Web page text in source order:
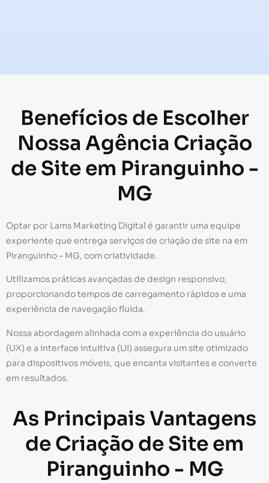
Benefícios de Escolher
Nossa Agência Criação
de Site em Piranguinho -
MG
Optar por Lams Marketing Digital é garantir uma equipe
experiente que entrega serviços de criação de site na em
Piranguinho – MG, com criatividade.
Utilizamos práticas avançadas de design responsivo,
proporcionando tempos de carregamento rápidos e uma
experiência de navegação fluida.
Nossa abordagem alinhada com a experiência do usuário
(UX) e a interface intuitiva (UI) assegura um site otimizado
para dispositivos móveis, que encanta visitantes e converte
em resultados.
As Principais Vantagens
de Criação de Site em
Piranguinho - MG